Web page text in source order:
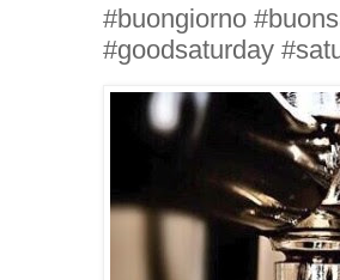
#buongiorno
#goodsaturday